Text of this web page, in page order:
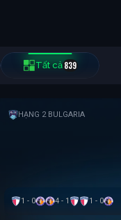
Tất cả839
HẠNG 2 BULGARIA
1 - 0 4 - 1 1 - 0